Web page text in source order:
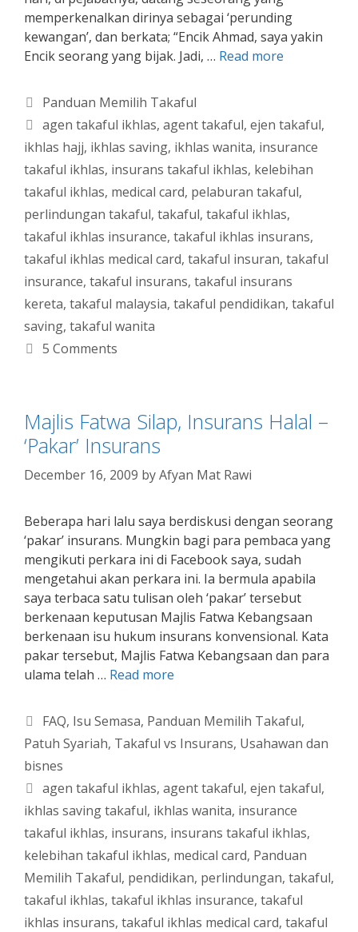
memperkenalkan dirinya sebagai ‘perunding
kewangan’, dan berkata; “Encik Ahmad, saya yakin
Encik seorang yang bijak. Jadi, … Read more
Categories
Panduan Memilih Takaful
Tags
agen takaful ikhlas, agent takaful, ejen takaful,
ikhlas hajj, ikhlas saving, ikhlas wanita, insurance
takaful ikhlas, insurans takaful ikhlas, kelebihan
takaful ikhlas, medical card, pelaburan takaful,
perlindungan takaful, takaful, takaful ikhlas,
takaful ikhlas insurance, takaful ikhlas insurans,
takaful ikhlas medical card, takaful insuran, takaful
insurance, takaful insurans, takaful insurans
kereta, takaful malaysia, takaful pendidikan, takaful
saving, takaful wanita
5 Comments
Majlis Fatwa Silap, Insurans Halal –
‘Pakar’ Insurans
December 16, 2009 byAfyan Mat Rawi
Beberapa hari lalu saya berdiskusi dengan seorang
‘pakar’ insurans. Mungkin bagi para pembaca yang
mengikuti perkara ini di Facebook saya, sudah
mengetahui akan perkara ini. Ia bermula apabila
saya terbaca satu tulisan oleh ‘pakar’ tersebut
berkenaan keputusan Majlis Fatwa Kebangsaan
berkenaan isu hukum insurans konvensional. Kata
pakar tersebut, Majlis Fatwa Kebangsaan dan para
ulama telah … Read more
Categories
FAQ, Isu Semasa, Panduan Memilih Takaful,
Patuh Syariah, Takaful vs Insurans, Usahawan dan
bisnes
Tags
agen takaful ikhlas, agent takaful, ejen takaful,
ikhlas saving takaful, ikhlas wanita, insurance
takaful ikhlas, insurans, insurans takaful ikhlas,
kelebihan takaful ikhlas, medical card, Panduan
Memilih Takaful, pendidikan, perlindungan, takaful,
takaful ikhlas, takaful ikhlas insurance, takaful
ikhlas insurans, takaful ikhlas medical card, takaful